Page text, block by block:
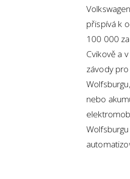
přispívá k
100 000
Cvikově a
závody
nebo